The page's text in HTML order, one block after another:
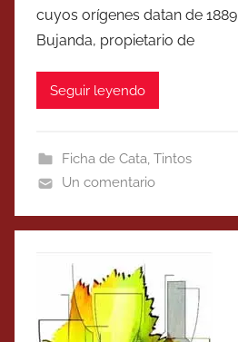
cuyos orígenes datan de
Bujanda, propietario de
Seguir leyendo
Ficha de Cata, Tintos
Un comentario